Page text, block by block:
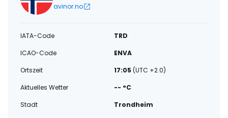
avinor.no
IATA-Code
TRD
ICAO-Code
ENVA
Ortszeit
17:05 (UTC +2.0)
Aktuelles Wetter
-- °C
Stadt
Trondheim